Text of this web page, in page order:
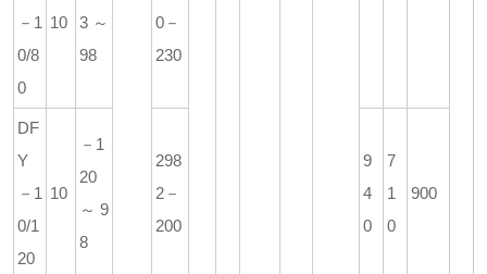
－1
0/8
0
10
3～
98
0－
230
DF
Y
－1
0/1
20
10
－1
20
～9
8
298
2－
200
9
4
0
7
1
0
900